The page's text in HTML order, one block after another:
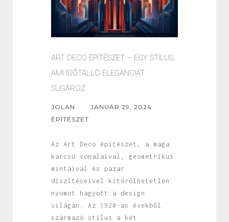
ART DECO ÉPÍTÉSZET – EGY STÍLUS,
AMI IDŐTÁLLÓ ELEGANCIÁT
SUGÁROZ
JOLAN
JANUÁR 29, 2024
ÉPÍTÉSZET
Az Art Deco építészet, a maga
karcsú vonalaival, geometrikus
mintáival és pazar
díszítéseivel kitörölhetetlen
nyomot hagyott a design
világán. Az 1920-as évekből
származó stílus a két